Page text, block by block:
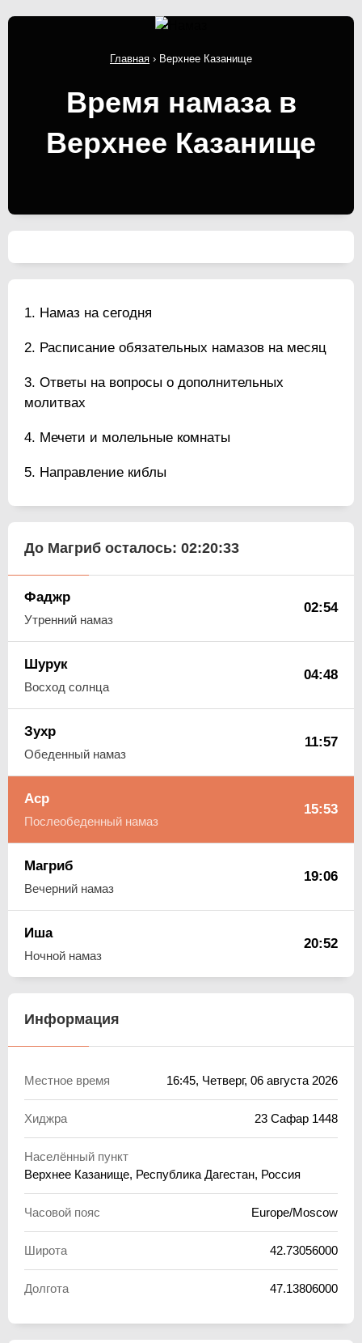
Главная › Верхнее Казанище
Время намаза в
Верхнее Казанище
Намаз на сегодня
Расписание обязательных намазов на месяц
Ответы на вопросы о дополнительных
молитвах
Мечети и молельные комнаты
Направление киблы
До Магриб осталось: 02:20:33
Фаджр
Утренний намаз
02:54
Шурук
Восход солнца
04:48
Зухр
Обеденный намаз
11:57
Аср
Послеобеденный намаз
15:53
Магриб
Вечерний намаз
19:06
Иша
Ночной намаз
20:52
Информация
Местное время 16:45, Четверг, 06 августа 2026
Хиджра 23 Сафар 1448
Населённый пункт
Верхнее Казанище, Республика Дагестан, Россия
Часовой пояс Europe/Moscow
Широта 42.73056000
Долгота 47.13806000